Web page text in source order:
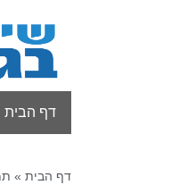
דף הבית
דף הבית »